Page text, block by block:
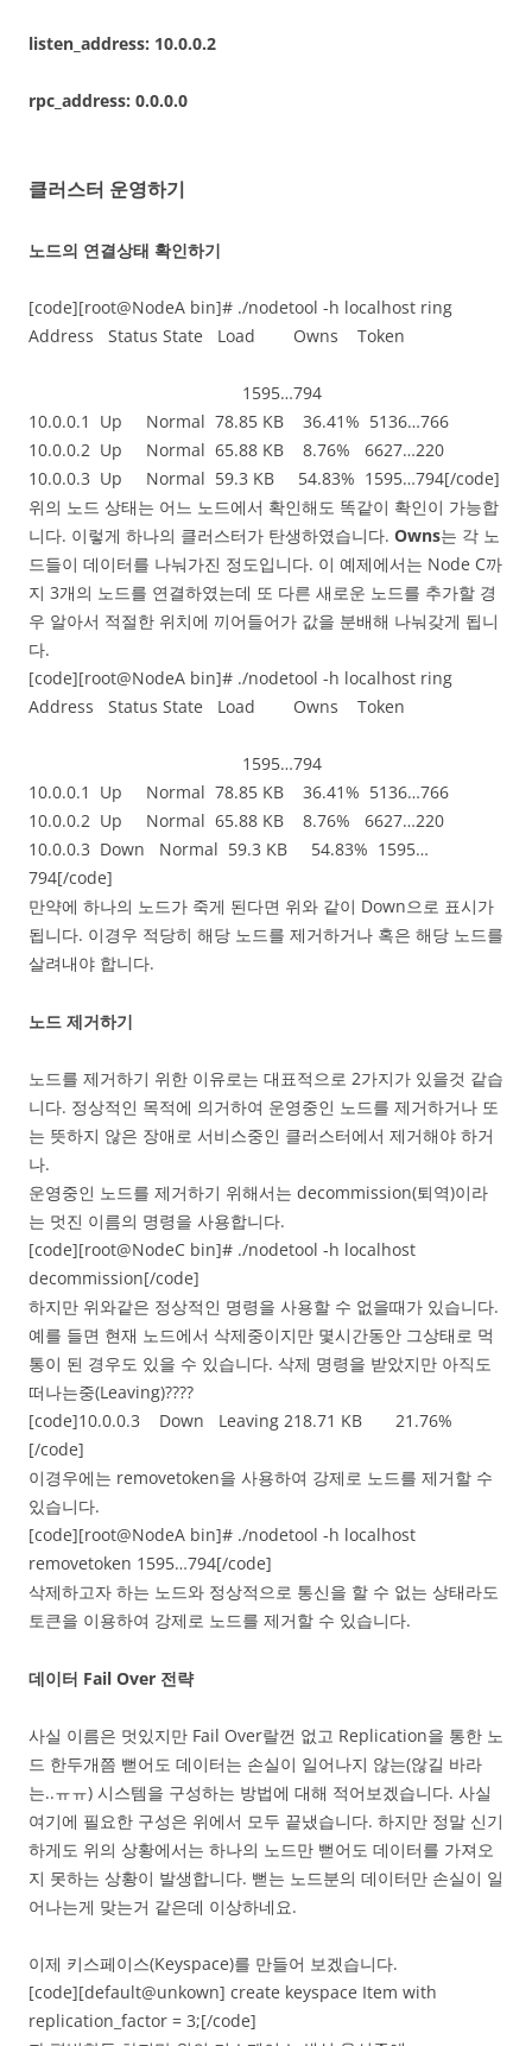
listen_address: 10.0.0.2
rpc_address: 0.0.0.0
클러스터 운영하기
노드의 연결상태 확인하기
[code][root@NodeA bin]# ./nodetool -h localhost ring
Address Status State Load Owns Token
1595…794
10.0.0.1 Up Normal 78.85 KB 36.41% 5136…766
10.0.0.2 Up Normal 65.88 KB 8.76% 6627…220
10.0.0.3 Up Normal 59.3 KB 54.83% 1595…794[/code]
위의 노드 상태는 어느 노드에서 확인해도 똑같이 확인이 가능합
니다. 이렇게 하나의 클러스터가 탄생하였습니다. Owns는 각 노
드들이 데이터를 나눠가진 정도입니다. 이 예제에서는 Node C까
지 3개의 노드를 연결하였는데 또 다른 새로운 노드를 추가할 경
우 알아서 적절한 위치에 끼어들어가 값을 분배해 나눠갖게 됩니
다.
[code][root@NodeA bin]# ./nodetool -h localhost ring
Address Status State Load Owns Token
1595…794
10.0.0.1 Up Normal 78.85 KB 36.41% 5136…766
10.0.0.2 Up Normal 65.88 KB 8.76% 6627…220
10.0.0.3 Down Normal 59.3 KB 54.83% 1595…
794[/code]
만약에 하나의 노드가 죽게 된다면 위와 같이 Down으로 표시가
됩니다. 이경우 적당히 해당 노드를 제거하거나 혹은 해당 노드를
살려내야 합니다.
노드 제거하기
노드를 제거하기 위한 이유로는 대표적으로 2가지가 있을것 같습
니다. 정상적인 목적에 의거하여 운영중인 노드를 제거하거나 또
는 뜻하지 않은 장애로 서비스중인 클러스터에서 제거해야 하거
나.
운영중인 노드를 제거하기 위해서는 decommission(퇴역)이라
는 멋진 이름의 명령을 사용합니다.
[code][root@NodeC bin]# ./nodetool -h localhost
decommission[/code]
하지만 위와같은 정상적인 명령을 사용할 수 없을때가 있습니다.
예를 들면 현재 노드에서 삭제중이지만 몇시간동안 그상태로 먹
통이 된 경우도 있을 수 있습니다. 삭제 명령을 받았지만 아직도
떠나는중(Leaving)????
[code]10.0.0.3 Down Leaving 218.71 KB 21.76%
[/code]
이경우에는 removetoken을 사용하여 강제로 노드를 제거할 수
있습니다.
[code][root@NodeA bin]# ./nodetool -h localhost
removetoken 1595…794[/code]
삭제하고자 하는 노드와 정상적으로 통신을 할 수 없는 상태라도
토큰을 이용하여 강제로 노드를 제거할 수 있습니다.
데이터 Fail Over 전략
사실 이름은 멋있지만 Fail Over랄껀 없고 Replication을 통한 노
드 한두개쯤 뻗어도 데이터는 손실이 일어나지 않는(않길 바라
는..ㅠㅠ) 시스템을 구성하는 방법에 대해 적어보겠습니다. 사실
여기에 필요한 구성은 위에서 모두 끝냈습니다. 하지만 정말 신기
하게도 위의 상황에서는 하나의 노드만 뻗어도 데이터를 가져오
지 못하는 상황이 발생합니다. 뻗는 노드분의 데이터만 손실이 일
어나는게 맞는거 같은데 이상하네요.
이제 키스페이스(Keyspace)를 만들어 보겠습니다.
[code][default@unkown] create keyspace Item with
replication_factor = 3;[/code]